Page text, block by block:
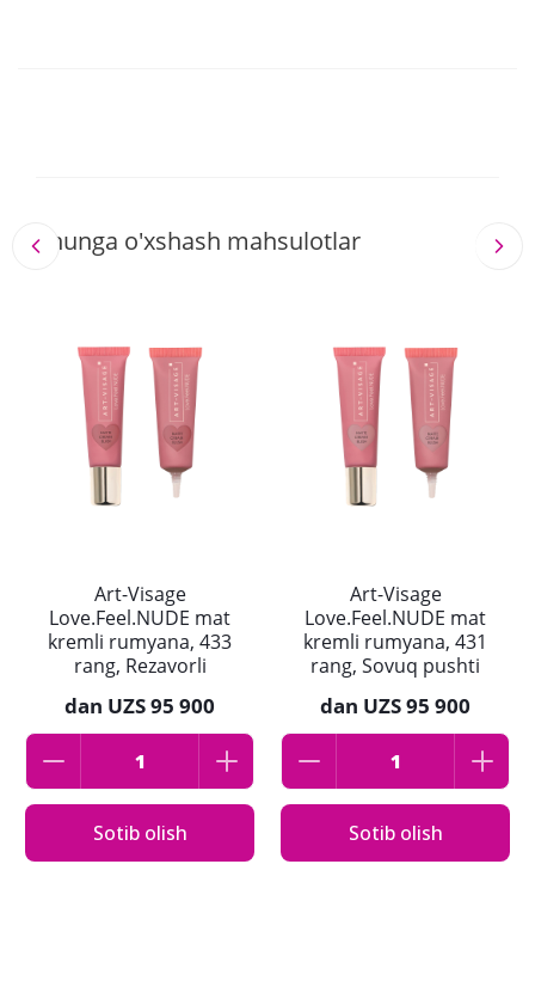
Shunga o'xshash mahsulotlar
Art-Visage
Love.Feel.NUDE mat
kremli rumyana, 433
rang, Rezavorli
dan UZS 95 900
Sotib olish
Art-Visage
Love.Feel.NUDE mat
kremli rumyana, 431
rang, Sovuq pushti
dan UZS 95 900
Sotib olish